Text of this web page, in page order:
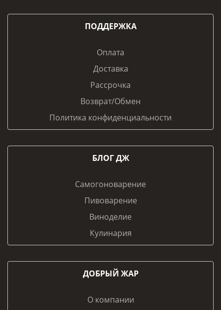
ПОДДЕРЖКА
Оплата
Доставка
Рассрочка
Возврат/Обмен
Политика конфиденциальности
БЛОГ ДЖ
Самогоноварение
Пивоварение
Виноделие
Кулинария
ДОБРЫЙ ЖАР
О компании